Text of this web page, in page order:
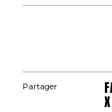
Partager